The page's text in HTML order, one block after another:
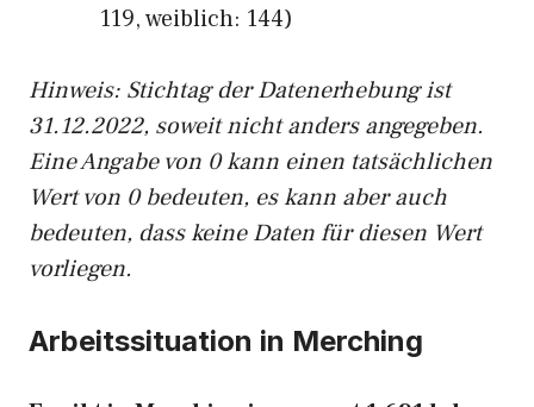
119, weiblich: 144)
Hinweis: Stichtag der Datenerhebung ist
31.12.2022, soweit nicht anders angegeben.
Eine Angabe von 0 kann einen tatsächlichen
Wert von 0 bedeuten, es kann aber auch
bedeuten, dass keine Daten für diesen Wert
vorliegen.
Arbeitssituation in Merching